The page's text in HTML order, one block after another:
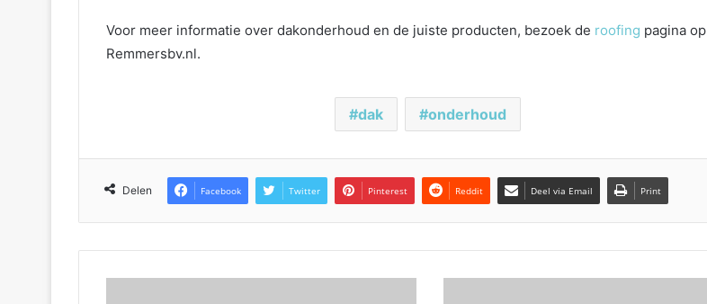
Voor meer informatie over dakonderhoud en de juiste producten, bezoek de roofing pagina op
Remmersbv.nl.
dak onderhoud
Delen Facebook Twitter Pinterest Reddit Deel via Email Print